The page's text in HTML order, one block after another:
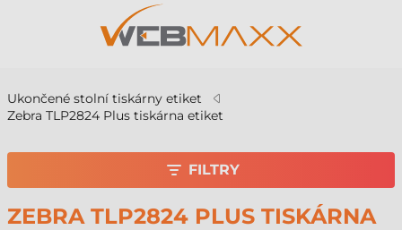
Ukončené stolní tiskárny etiket
Zebra TLP2824 Plus tiskárna etiket
ZEBRA TLP2824 PLUS TISKÁRNA
FILTRY